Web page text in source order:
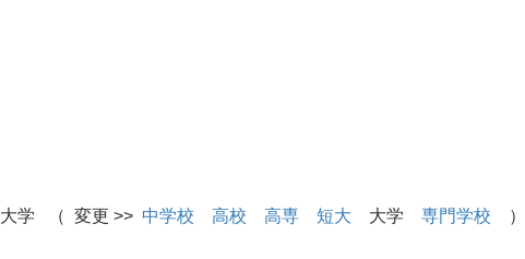
大学 （ 変更 >> 中学校 高校 高専 短大 大学 専門学校 ）